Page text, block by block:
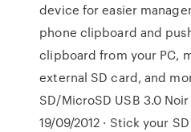
device for easier
phone clipboard and
clipboard from your PC,
external SD card, and
SD/MicroSD USB 3.0 Noir
19/09/2012 · Stick your